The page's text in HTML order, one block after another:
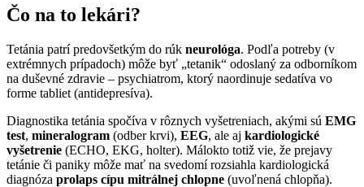
Čo na to lekári?
Tetánia patrí predovšetkým do rúk neurológa. Podľa potreby (v
extrémnych prípadoch) môže byť „tetanik“ odoslaný za odborníkom
na duševné zdravie – psychiatrom, ktorý naordinuje sedatíva vo
forme tabliet (antidepresíva).
Diagnostika tetánia spočíva v rôznych vyšetreniach, akými sú EMG
test, mineralogram (odber krvi), EEG, ale aj kardiologické
vyšetrenie (ECHO, EKG, holter). Málokto totiž vie, že prejavy
tetánie či paniky môže mať na svedomí rozsiahla kardiologická
diagnóza prolaps cípu mitrálnej chlopne (uvoľnená chlopňa).